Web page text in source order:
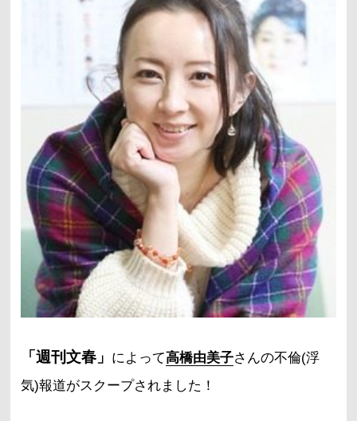
「週刊文春」 によって高橋由美子さんの不倫(浮
気)報道がスクープされました！